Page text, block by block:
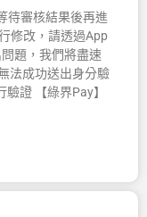
待審核結果後再進
修改，請透過App
題，我們將盡速
法成功送出身分驗
證 【綠界Pay】